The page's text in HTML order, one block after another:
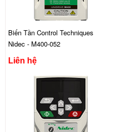
Biến Tần Control Techniques
Nidec - M400-052
Liên hệ